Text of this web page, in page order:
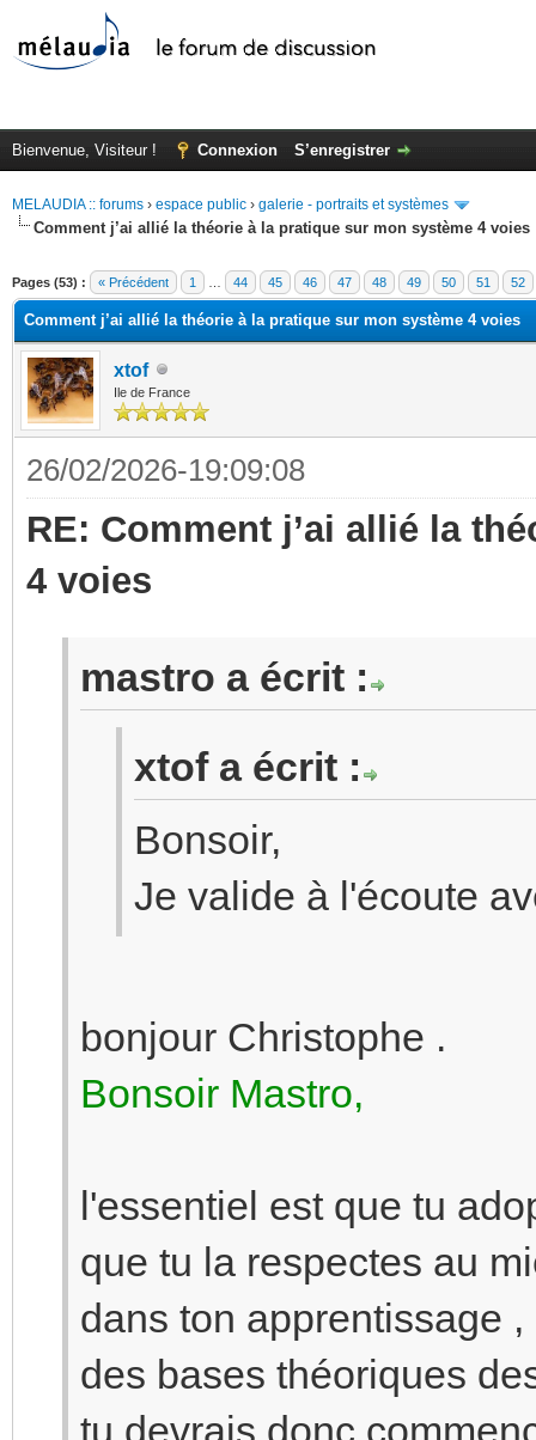
Bienvenue, Visiteur ! Connexion S’enregistrer
MELAUDIA :: forums › espace public › galerie - portraits et systèmes
Comment j’ai allié la théorie à la pratique sur mon système 4 voies
Pages (53) : « Précédent 1 44 45 46 47 48 49 50 51 52
Comment j’ai allié la théorie à la pratique sur mon système 4 voies
xtof
Ile de France
26/02/2026-19:09:08
RE: Comment j’ai allié la
4 voies
mastro a écrit :
xtof a écrit :
Bonsoir,
Je valide à l'écoute
bonjour Christophe .
Bonsoir Mastro,
l'essentiel est que tu
que tu la respectes au
dans ton apprentissage
des bases théoriques
tu devrais donc